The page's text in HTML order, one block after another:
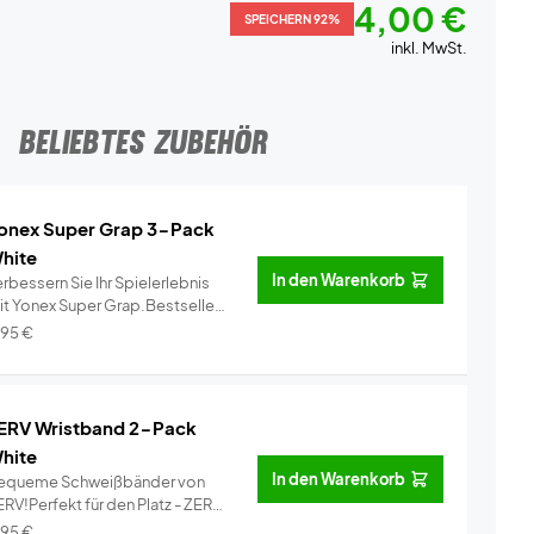
SPEICHERN 92% 4,00 €
inkl. MwSt.
BELIEBTES ZUBEHÖR
Super Grap 3-Pack
Sie Ihr Spielerlebnis
Yonex Super Grap.Bestseller
Info
€
In den Warenkorb
Wristband 2-Pack
Schweißbänder von
für den Platz - ZERV
In den Warenkorb